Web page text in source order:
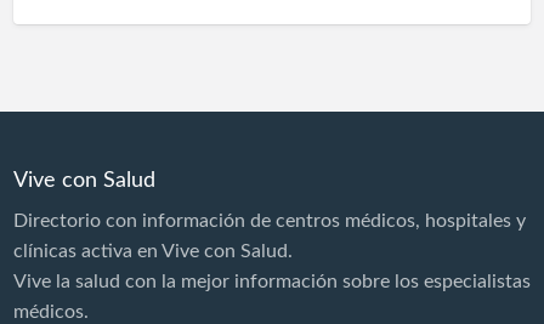
Vive con Salud
Directorio con información de centros médicos, hospitales y
clínicas activa en Vive con Salud.
Vive la salud con la mejor información sobre los especialistas
médicos.